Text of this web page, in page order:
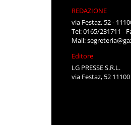
REDAZIONE
via Festaz, 52 -
Tel: 0165/231711 -
Mail:
Editore
LG PRESSE S.R.L.
via Festaz, 52 11100